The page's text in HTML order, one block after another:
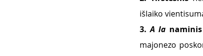
išlaiko
3. A la
majonezo